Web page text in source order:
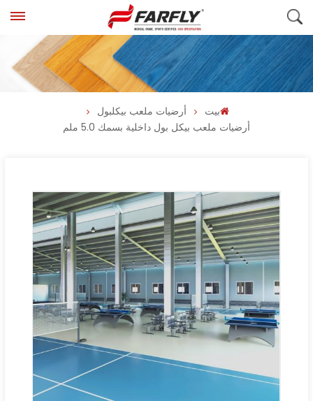
بيت
أرضيات ملعب بيكلبول
أرضيات ملعب بيكل بول داخلية بسمك 5.0 ملم